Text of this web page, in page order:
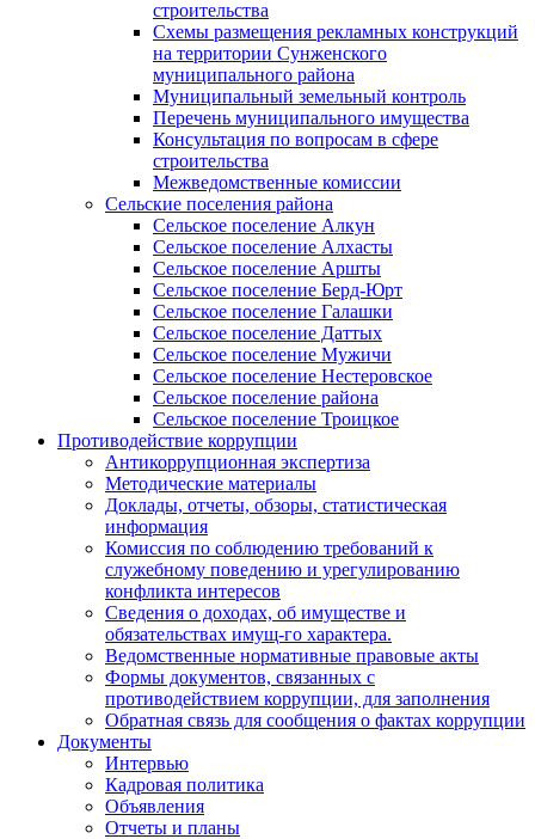
строительства
Схемы размещения рекламных конструкций
на территории Сунженского
муниципального района
Муниципальный земельный контроль
Перечень муниципального имущества
Консультация по вопросам в сфере
строительства
Межведомственные комиссии
Сельские поселения района
Сельское поселение Алкун
Сельское поселение Алхасты
Сельское поселение Аршты
Сельское поселение Берд-Юрт
Сельское поселение Галашки
Сельское поселение Даттых
Сельское поселение Мужичи
Сельское поселение Нестеровское
Сельское поселение района
Сельское поселение Троицкое
Противодействие коррупции
Антикоррупционная экспертиза
Методические материалы
Доклады, отчеты, обзоры, статистическая
информация
Комиссия по соблюдению требований к
служебному поведению и урегулированию
конфликта интересов
Сведения о доходах, об имуществе и
обязательствах имущ-го характера.
Ведомственные нормативные правовые акты
Формы документов, связанных с
противодействием коррупции, для заполнения
Обратная связь для сообщения о фактах коррупции
Документы
Интервью
Кадровая политика
Объявления
Отчеты и планы